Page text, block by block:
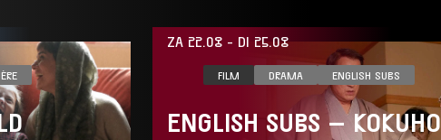
ZA 22.08 - DI 25.08
FILM DRAMA ENGLISH SUBS
ENGLISH SUBS – KOKUHO